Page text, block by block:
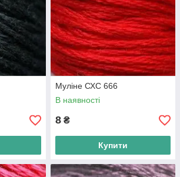
Муліне СХС 666
В наявності
8 ₴
Купити